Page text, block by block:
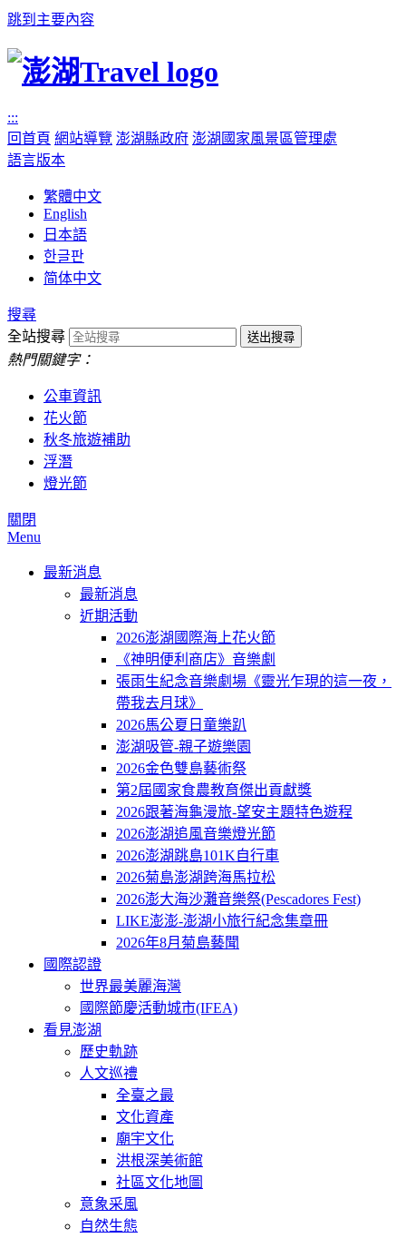
跳到主要內容
:::
回首頁 網站導覽 澎湖縣政府 澎湖國家風景區管理處
語言版本
繁體中文
English
日本語
한글판
简体中文
搜尋
全站搜尋
熱門關鍵字：
公車資訊
花火節
秋冬旅遊補助
浮潛
燈光節
關閉
Menu
最新消息
最新消息
近期活動
2026澎湖國際海上花火節
《神明便利商店》音樂劇
張雨生紀念音樂劇場《靈光乍現的這一夜，
帶我去月球》
2026馬公夏日童樂趴
澎湖吸管-親子遊樂園
2026金色雙島藝術祭
第2屆國家食農教育傑出貢獻獎
2026跟著海龜漫旅-望安主題特色遊程
2026澎湖追風音樂燈光節
2026澎湖跳島101K自行車
2026菊島澎湖跨海馬拉松
2026澎大海沙灘音樂祭(Pescadores Fest)
LIKE澎澎-澎湖小旅行紀念集章冊
2026年8月菊島藝聞
國際認證
世界最美麗海灣
國際節慶活動城市(IFEA)
看見澎湖
歷史軌跡
人文巡禮
全臺之最
文化資產
廟宇文化
洪根深美術館
社區文化地圖
意象采風
自然生態